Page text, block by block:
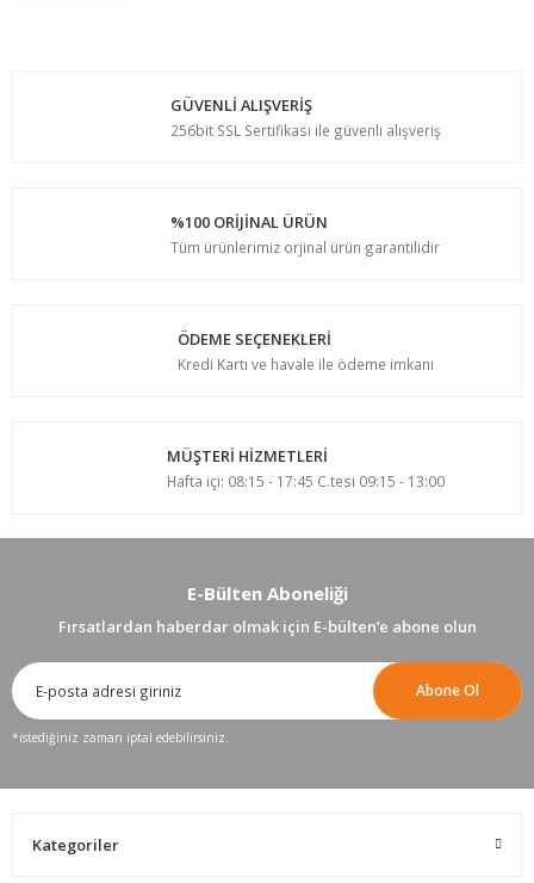
GÜVENLİ ALIŞVERİŞ
256bit SSL Sertifikası ile güvenli alışveriş
%100 ORİJİNAL ÜRÜN
Tüm ürünlerimiz orjinal ürün garantilidir
ÖDEME SEÇENEKLERİ
Kredi Kartı ve havale ile ödeme imkanı
MÜŞTERİ HİZMETLERİ
Hafta içi: 08:15 - 17:45 C.tesi 09:15 - 13:00
E-Bülten Aboneliği
Fırsatlardan haberdar olmak için E-bülten’e abone olun
Abone Ol
*istediğiniz zaman iptal edebilirsiniz.
Kategoriler